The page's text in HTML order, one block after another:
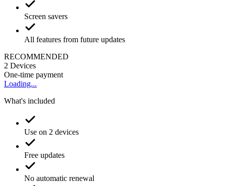
Screen savers
All features from future updates
RECOMMENDED
2 Devices
One-time payment
Loading...
What's included
Use on 2 devices
Free updates
No automatic renewal